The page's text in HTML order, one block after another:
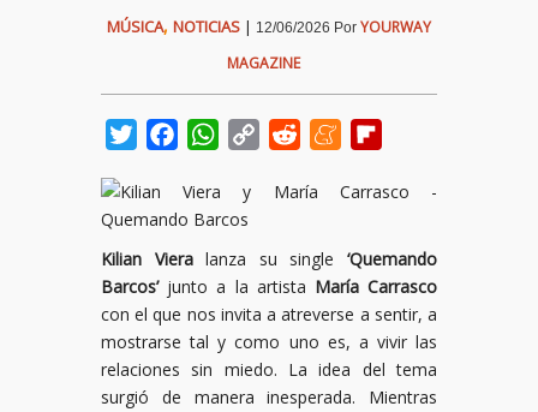
MÚSICA, NOTICIAS | 12/06/2026 Por YOURWAY
MAGAZINE
TwitterFacebookWhatsApp
Copy
Reddit Meneame
Kilian Vieralanza su single ‘Quemando
Barcos’junto a la artista María Carrasco
con el que nos invita a atreverse a sentir, a
mostrarse tal y como uno es, a vivir las
relaciones sin miedo. La idea del tema
surgió de manera inesperada. Mientras